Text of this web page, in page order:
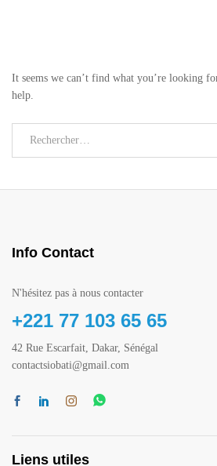
It seems we can’t find what you’re looking
help.
Info Contact
N'hésitez pas à nous contacter
+221 77 103 65 65
42 Rue Escarfait, Dakar, Sénégal
contactsiobati@gmail.com
Liens utiles